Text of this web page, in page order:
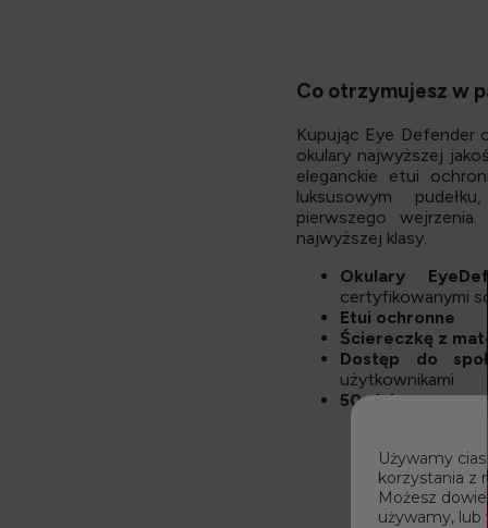
Co otrzymujesz w
Kupując Eye Defender
okulary najwyższej
eleganckie etui
luksusowym
pierwszego
najwyższej klasy.
Okulary
certyfikowanymi
Etui ochronne
Ściereczkę z
Dostęp do
użytkownikami
50-dniową
Używamy
korzystania z
Możesz
używamy, lub